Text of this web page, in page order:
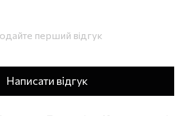
перший відгук
Написати відгук